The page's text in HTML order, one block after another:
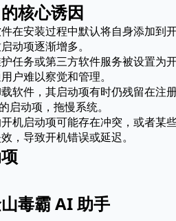
核心诱因
在安装过程中默认将自身添加到
动项逐渐增多。
任务或第三方软件服务被设置为
户难以察觉和管理。
软件，其启动项有时仍残留在注
启动项，拖慢系统。
机启动项可能存在冲突，或者某
，导致开机错误或延迟。
毒霸 AI 助手